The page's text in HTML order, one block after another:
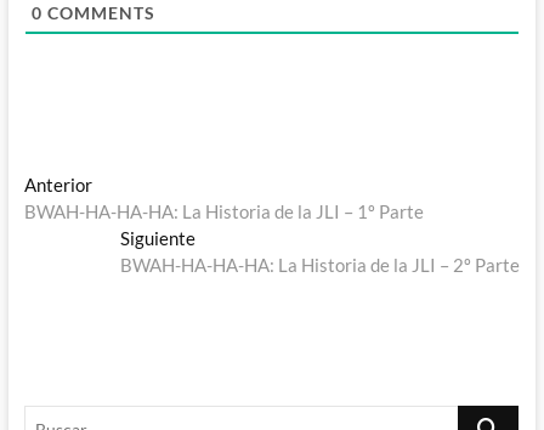
0 COMMENTS
Navegación
de
entradas
AnteriorEntrada
anterior:
BWAH-HA-HA-HA: La Historia de la JLI – 1º Parte
SiguienteEntrada
siguiente:
BWAH-HA-HA-HA: La Historia de la JLI – 2º Parte
Buscar